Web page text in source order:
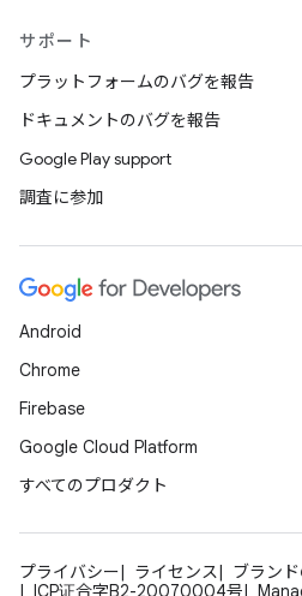
サポート
プラットフォームのバグを報告
ドキュメントのバグを報告
Google Play support
調査に参加
Android
Chrome
Firebase
Google Cloud Platform
すべてのプロダクト
プライバシー ライセンス
ブラン
ICP证合字B2-20070004号